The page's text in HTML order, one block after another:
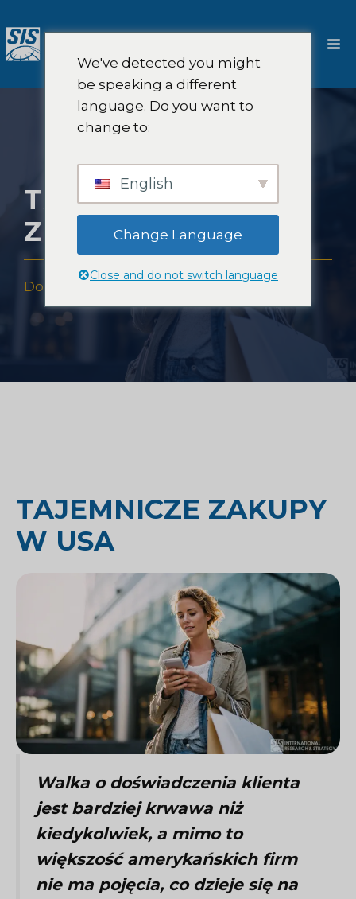
do
treści
TAJEMNICZE
ZAKUPY W USA
Dom Tajemnicze zakupy w USA
TAJEMNICZE ZAKUPY
W USA
Walka o doświadczenia klienta
jest bardziej krwawa niż
kiedykolwiek, a mimo to
większość amerykańskich firm
nie ma pojęcia, co dzieje się na
We've detected you might
be speaking a different
language. Do you want to
change to:
English
Change Language
Close and do not switch language